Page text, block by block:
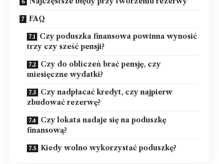
FAQ
Czy poduszka finansowa powinna wynosić
trzy czy sześć pensji?
Czy do obliczeń brać pensję, czy
miesięczne wydatki?
Czy nadpłacać kredyt, czy najpierw
zbudować rezerwę?
Czy lokata nadaje się na poduszkę
finansową?
Kiedy wolno wykorzystać poduszkę?